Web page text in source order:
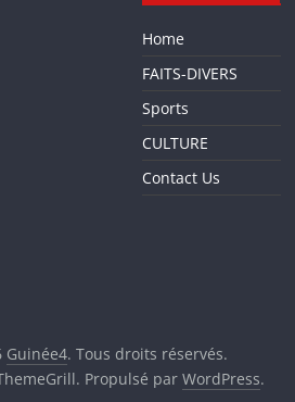
Home
FAITS-DIVERS
Sports
CULTURE
Contact Us
Guinée4. Tous droits réservés.
Propulsé parWordPress.